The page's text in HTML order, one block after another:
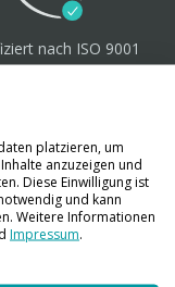
nach ISO 9001
+ 14001
platzieren, um
anzuzeigen und
Diese Einwilligung ist
und kann
Weitere Informationen
Impressum.